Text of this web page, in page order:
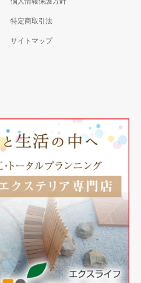
特定商取引法
サイトマップ